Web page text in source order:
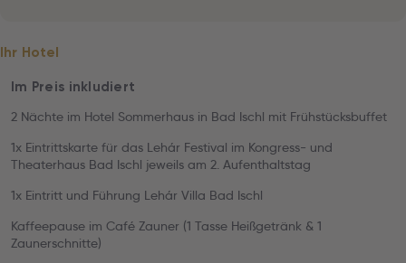
Ihr Hotel
Im Preis inkludiert
2 Nächte im Hotel Sommerhaus in Bad Ischl mit Frühstücksbuffet
1x Eintrittskarte für das Lehár Festival im Kongress- und
Theaterhaus Bad Ischl jeweils am 2. Aufenthaltstag
1x Eintritt und Führung Lehár Villa Bad Ischl
Kaffeepause im Café Zauner (1 Tasse Heißgetränk & 1
Zaunerschnitte)